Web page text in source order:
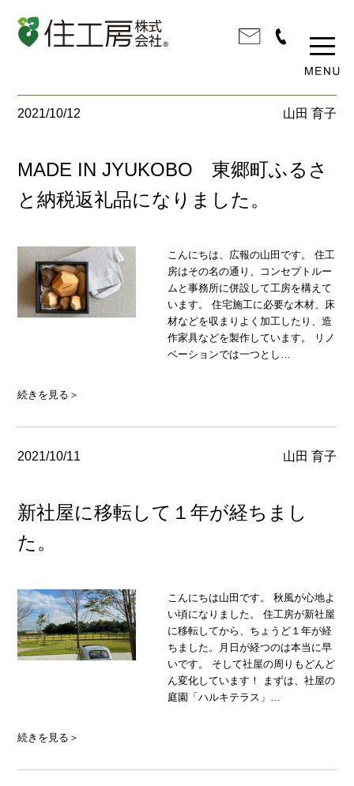
2021/10/12 山田 育子
MADE IN JYUKOBO 東郷町ふるさ
と納税返礼品になりました。
こんにちは、広報の山田です。 住工
房はその名の通り、コンセプトルー
ムと事務所に併設して工房を構えて
います。 住宅施工に必要な木材、床
材などを収まりよく加工したり、造
作家具などを製作しています。 リノ
ベーションでは一つとし…
続きを見る＞
2021/10/11 山田 育子
新社屋に移転して１年が経ちまし
た。
こんにちは山田です。 秋風が心地よ
い頃になりました。 住工房が新社屋
に移転してから、ちょうど１年が経
ちました。月日が経つのは本当に早
いです。 そして社屋の周りもどんど
ん変化しています！ まずは、社屋の
庭園「ハルキテラス」…
続きを見る＞